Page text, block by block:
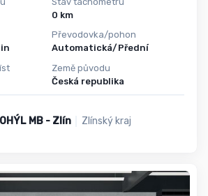
0 km
Převodovka/pohon
Automatická/Přední
Země původu
Česká republika
MB - Zlín Zlínský kraj